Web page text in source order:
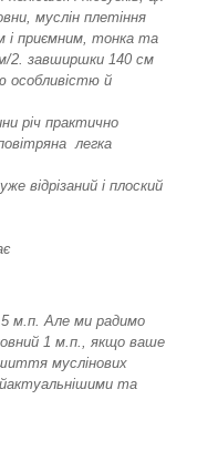
муслін плетіння
і приємним, тонка та
2. завширшки 140 см
особливістю й
річ практично
легка
відрізаний і плоский
м.п. Але ми радимо
1 м.п., якщо ваше
муслінових
та